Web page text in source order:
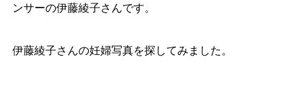
ンサーの伊藤綾子さんです。
伊藤綾子さんの妊婦写真を探してみました。